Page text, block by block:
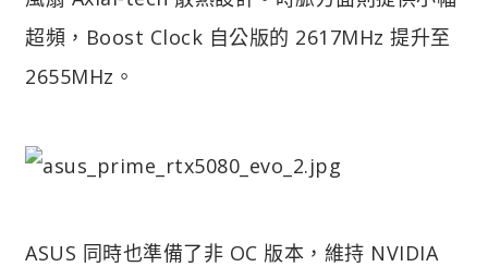
超頻，Boost Clock 自公版的 2617MHz 提升至
2655MHz。
ASUS 同時也準備了非 OC 版本，維持 NVIDIA